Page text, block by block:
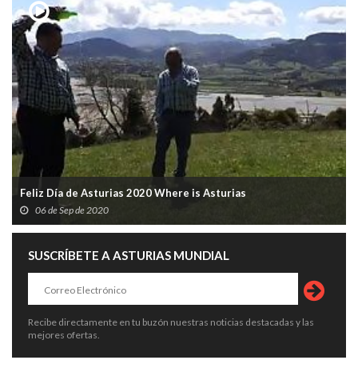
Feliz Día de Asturias 2020 Where is Asturias
06 de Sep de 2020
SUSCRÍBETE A ASTURIAS MUNDIAL
Recibe directamente en tu buzón nuestras noticias destacadas y las
mejores ofertas.